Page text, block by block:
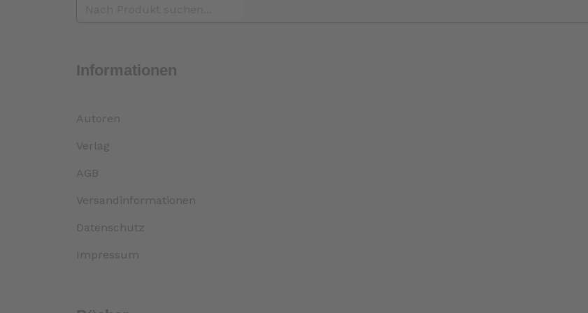
Informationen
Autoren
Verlag
AGB
Versandinformationen
Datenschutz
Impressum